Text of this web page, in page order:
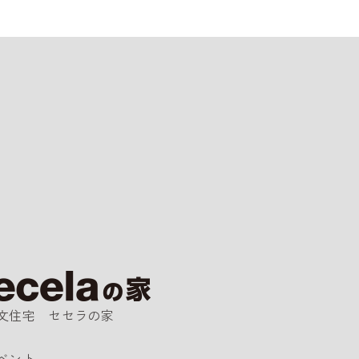
住宅 セセラの家